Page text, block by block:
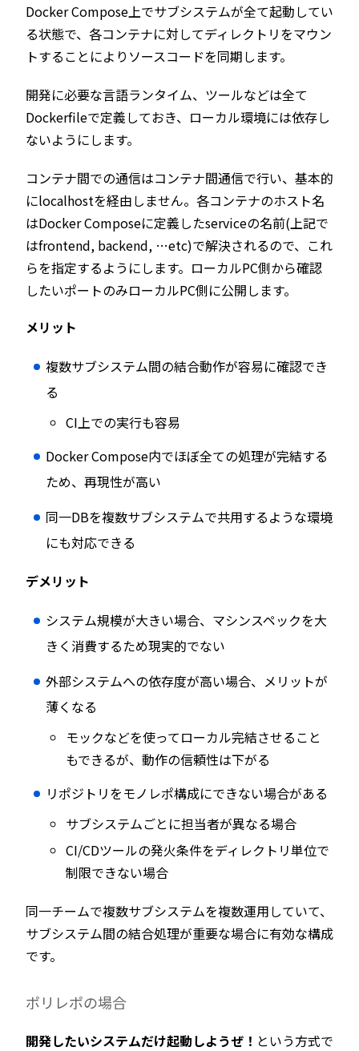
Docker Compose上でサブシステムが全て起動してい
る状態で、各コンテナに対してディレクトリをマウン
トすることによりソースコードを同期します。
開発に必要な言語ランタイム、ツールなどは全て
Dockerfileで定義しておき、ローカル環境には依存し
ないようにします。
コンテナ間での通信はコンテナ間通信で行い、基本的
にlocalhostを経由しません。各コンテナのホスト名
はDocker Composeに定義したserviceの名前(上記で
はfrontend, backend, …etc)で解決されるので、これ
らを指定するようにします。ローカルPC側から確認
したいポートのみローカルPC側に公開します。
メリット
複数サブシステム間の結合動作が容易に確認でき
る
CI上での実行も容易
Docker Compose内でほぼ全ての処理が完結する
ため、再現性が高い
同一DBを複数サブシステムで共用するような環境
にも対応できる
デメリット
システム規模が大きい場合、マシンスペックを大
きく消費するため現実的でない
外部システムへの依存度が高い場合、メリットが
薄くなる
モックなどを使ってローカル完結させること
もできるが、動作の信頼性は下がる
リポジトリをモノレポ構成にできない場合がある
サブシステムごとに担当者が異なる場合
CI/CDツールの発火条件をディレクトリ単位で
制限できない場合
同一チームで複数サブシステムを複数運用していて、
サブシステム間の結合処理が重要な場合に有効な構成
です。
ポリレポの場合
開発したいシステムだけ起動しようぜ！ という方式で